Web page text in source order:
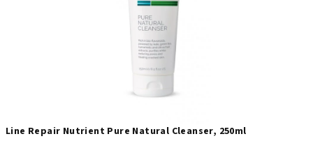
Line Repair Nutrient Pure Natural Cleanser, 250ml